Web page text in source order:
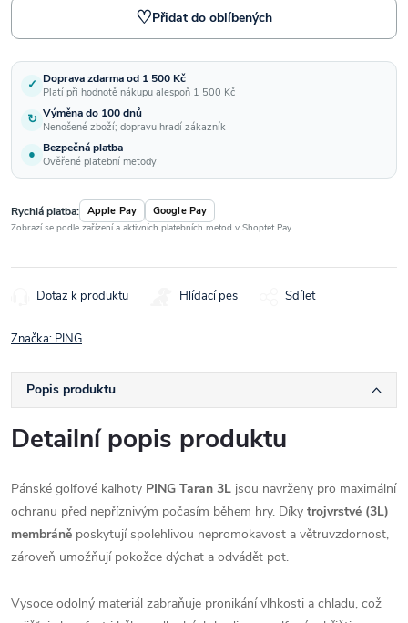
♡Přidat do oblíbených
✓ Doprava zdarma od 1 500 Kč
Platí při hodnotě nákupu alespoň 1 500 Kč
↻ Výměna do 100 dnů
Nenošené zboží; dopravu hradí zákazník
● Bezpečná platba
Ověřené platební metody
Rychlá platba: Apple Pay Google Pay
Zobrazí se podle zařízení a aktivních platebních metod v Shoptet Pay.
Dotaz k produktu Hlídací pes Sdílet
Značka: PING
Popis produktu
Detailní popis produktu
Pánské golfové kalhoty PING Taran 3L jsou navrženy pro maximální
ochranu před nepříznivým počasím během hry. Díky trojvrstvé (3L)
membráně poskytují spolehlivou nepromokavost a větruvzdornost,
zároveň umožňují pokožce dýchat a odvádět pot.
Vysoce odolný materiál zabraňuje pronikání vlhkosti a chladu, což